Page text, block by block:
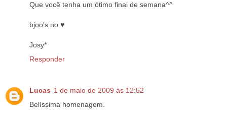
Que você tenha um ótimo final de semana^^
bjoo's no ♥
Josy*
Responder
Lucas 1 de maio de 2009 às 12:52
Belíssima homenagem.